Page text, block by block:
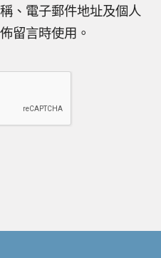
、電子郵件地址及個人
留言時使用。